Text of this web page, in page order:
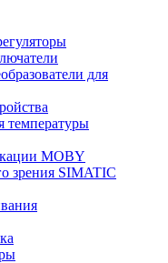
для
температуры
MOBY
зрения SIMATIC